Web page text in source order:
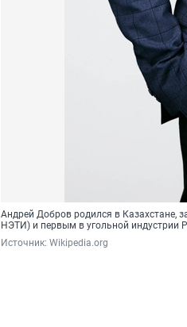
Андрей Добров родился в Казахстане,
НЭТИ) и первым в угольной индустрии
Источник: Wikipedia.org